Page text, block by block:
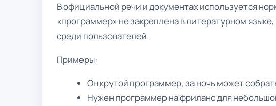
В официальной речи и документах используется
«программер» не закреплена в литературном
среди пользователей.
Примеры:
Он крутой программер, за ночь может
Нужен программер на фриланс для